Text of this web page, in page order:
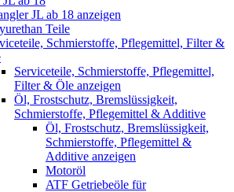
JL ab 18 anzeigen
Teile
Schmierstoffe, Pflegemittel, Filter &
Serviceteile, Schmierstoffe, Pflegemittel,
Filter & Öle anzeigen
Öl, Frostschutz, Bremslüssigkeit,
Schmierstoffe, Pflegemittel & Additive
Öl, Frostschutz, Bremslüssigkeit,
Schmierstoffe, Pflegemittel &
Additive anzeigen
Motoröl
ATF Getriebeöle für